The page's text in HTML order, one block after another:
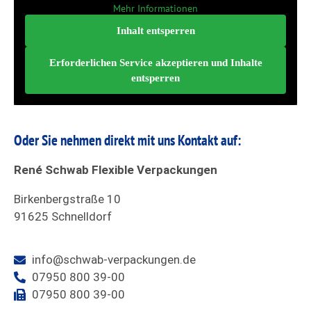
Mehr Informationen
Inhalt entsperren
Erforderlichen Service akzeptieren und Inhalte
entsperren
Oder Sie nehmen direkt mit uns Kontakt auf:
René Schwab Flexible Verpackungen
Birkenbergstraße 10
91625 Schnelldorf
info@schwab-verpackungen.de
07950 800 39-00
07950 800 39-00